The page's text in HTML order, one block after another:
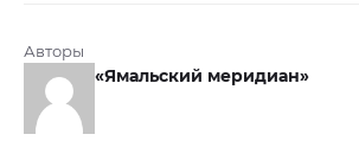
Авторы
«Ямальский меридиан»